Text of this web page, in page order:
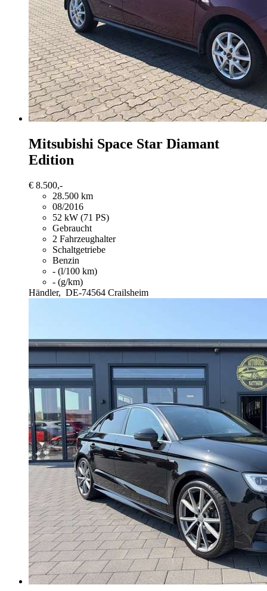
Mitsubishi Space Star Diamant
Edition
€ 8.500,-
28.500 km
08/2016
52 kW (71 PS)
Gebraucht
2 Fahrzeughalter
Schaltgetriebe
Benzin
- (l/100 km)
- (g/km)
Händler, DE-74564 Crailsheim